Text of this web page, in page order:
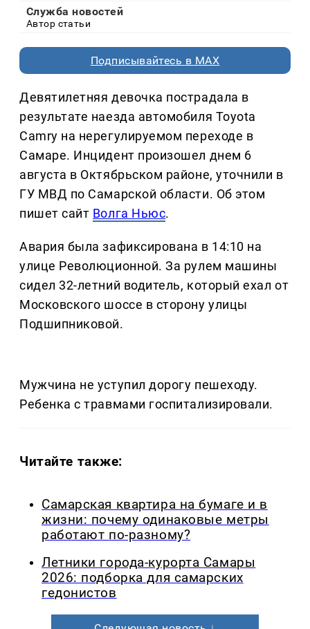
Служба новостей
Автор статьи
Подписывайтесь в MAX
Девятилетняя девочка пострадала в
результате наезда автомобиля Toyota
Camry на нерегулируемом переходе в
Самаре. Инцидент произошел днем 6
августа в Октябрьском районе, уточнили в
ГУ МВД по Самарской области. Об этом
пишет сайт Волга Ньюс.
Авария была зафиксирована в 14:10 на
улице Революционной. За рулем машины
сидел 32-летний водитель, который ехал от
Московского шоссе в сторону улицы
Подшипниковой.
Мужчина не уступил дорогу пешеходу.
Ребенка с травмами госпитализировали.
Читайте также:
Самарская квартира на бумаге и в
жизни: почему одинаковые метры
работают по-разному?
Летники города-курорта Самары
2026: подборка для самарских
гедонистов